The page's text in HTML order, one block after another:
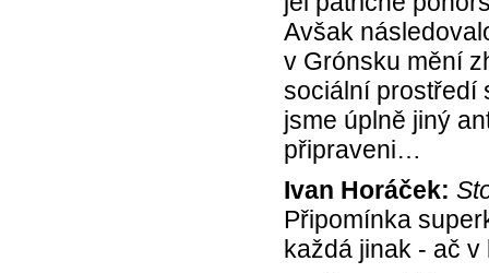
Avšak
v Grónsku mění
sociální prostředí
jsme úplně jiný
připraveni…
Ivan Horáček:
Připomínka
každá jinak - ač